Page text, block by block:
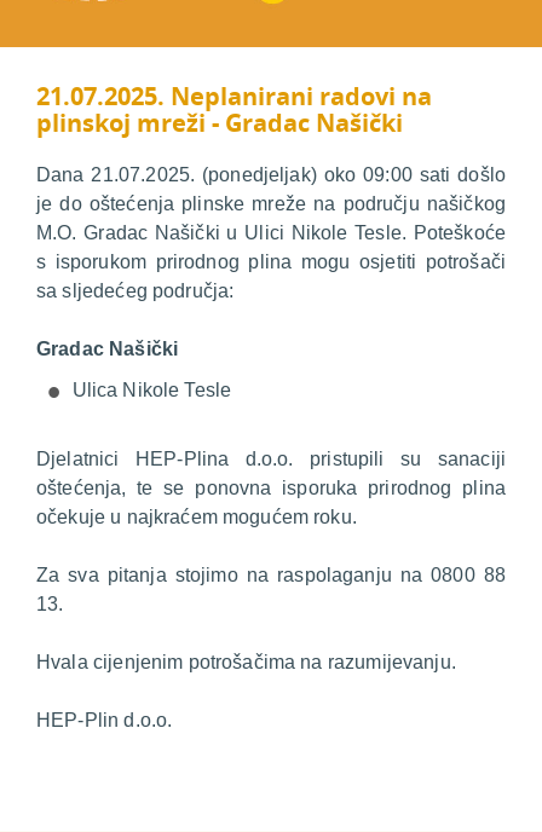
21.07.2025. Neplanirani radovi na
plinskoj mreži - Gradac Našički
Dana 21.07.2025. (ponedjeljak) oko 09:00 sati došlo
je do oštećenja plinske mreže na području našičkog
M.O. Gradac Našički u Ulici Nikole Tesle. Poteškoće
s isporukom prirodnog plina mogu osjetiti potrošači
sa sljedećeg područja:
Gradac Našički
Ulica Nikole Tesle
Djelatnici HEP-Plina d.o.o. pristupili su sanaciji
oštećenja, te se ponovna isporuka prirodnog plina
očekuje u najkraćem mogućem roku.
Za sva pitanja stojimo na raspolaganju na 0800 88
13.
Hvala cijenjenim potrošačima na razumijevanju.
HEP-Plin d.o.o.